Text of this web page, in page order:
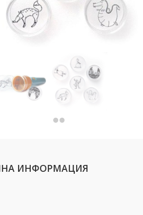
ИНФОРМАЦИЯ